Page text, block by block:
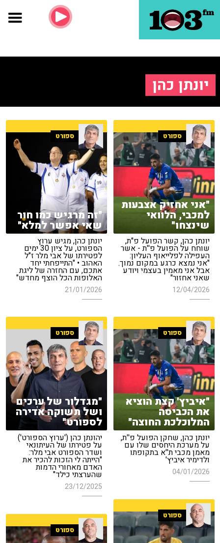
יונתן כהן
ספורט
"אני אחזיק אצבעות
למכבי, הלוואי
שינצחו"
יונתן כהן, קשר הפועל פ"ת,
שוחח על הפועל פ''ת - אשר
העפילה לפלייאוף העליון:
"אני נמצא כרגע במקום נמוך.
אבל אני מאמין בעצמי ויודע
שאני אחזור"
12/04/2026
ספורט
"זה מרגיש כמו חור
שאי אפשר למלא"
יונתן כהן, מגיש ערוץ
הספורט, על ציון 30 ימים
לפטירתו של אבי מלר ז"ל
האהוב • "התייפחתי יחד
אתכם, עם החזרה של ליגת
האלופות הכל הוצף מחדש"
21/01/2026
ספורט
"איביץ' קצת הוציא
את הכביסה
המלוכלכת החוצה"
יונתן כהן, שחקן הפועל פ''ת,
על מערכת היחסים שלו עם
מאמן מכבי ת''א בתקופתו
ולדימיר איביץ'
04/01/2026
ספורט
"מגדלור של ערכים
ושל תשוקה אדירה
לספורט"
יהונתן כהן ('ערוץ הספורט')
על פטירתו של העיתונאי
ושדר הספורט אבי מלר:
"הייתה לי הזכות להכיר את
האדם מאחורי הדמות
שהערצתי כילד"
23/12/2025
ספורט
ספורט